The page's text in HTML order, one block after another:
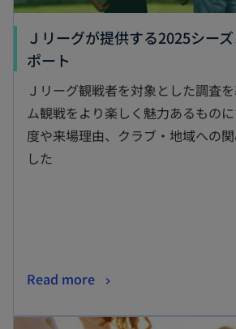
Ｊリーグが提供する2025シー
ポート
し
い
タ
ブ
Ｊリーグ観戦者を対象とした調査
ム観戦をより楽しく魅力あるもの
度や来場理由、クラブ・地域への
した
Read more
い